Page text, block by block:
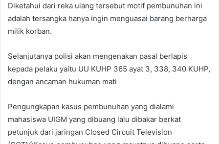
Diketahui dari reka ulang tersebut motif pembunuhan ini
adalah tersangka hanya ingin menguasai barang berharga
milik korban.
Selanjutanya polisi akan mengenakan pasal berlapis
kepada pelaku yaitu UU KUHP 365 ayat 3, 338, 340 KUHP,
dengan ancaman hukuman mati
Pengungkapan kasus pembunuhan yang dialami
mahasiswa UIGM yang dibuang lalu dibakar berkat
petunjuk dari jaringan Closed Circuit Television